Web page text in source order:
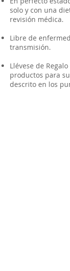
solo y con una
revisión médica.
Libre de
transmisión.
Llévese de
productos para
descrito en los